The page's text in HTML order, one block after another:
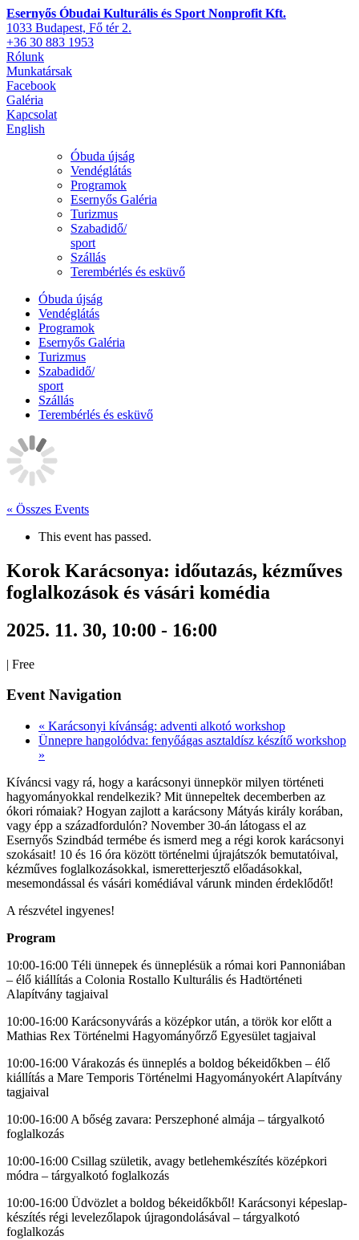
Esernyős Óbudai Kulturális és Sport Nonprofit Kft.
1033 Budapest, Fő tér 2.
+36 30 883 1953
Rólunk
Munkatársak
Facebook
Galéria
Kapcsolat
English
Óbuda újság
Vendéglátás
Programok
Esernyős Galéria
Turizmus
Szabadidő/
sport
Szállás
Terembérlés és esküvő
Óbuda újság
Vendéglátás
Programok
Esernyős Galéria
Turizmus
Szabadidő/
sport
Szállás
Terembérlés és esküvő
« Összes Events
This event has passed.
Korok Karácsonya: időutazás, kézműves
foglalkozások és vásári komédia
2025. 11. 30, 10:00 - 16:00
| Free
Event Navigation
« Karácsonyi kívánság: adventi alkotó workshop
Ünnepre hangolódva: fenyőágas asztaldísz készítő workshop
»
Kíváncsi vagy rá, hogy a karácsonyi ünnepkör milyen történeti
hagyományokkal rendelkezik? Mit ünnepeltek decemberben az
ókori rómaiak? Hogyan zajlott a karácsony Mátyás király korában,
vagy épp a századfordulón? November 30-án látogass el az
Esernyős Szindbád termébe és ismerd meg a régi korok karácsonyi
szokásait! 10 és 16 óra között történelmi újrajátszók bemutatóival,
kézműves foglalkozásokkal, ismeretterjesztő előadásokkal,
mesemondással és vásári komédiával várunk minden érdeklődőt!
A részvétel ingyenes!
Program
10:00-16:00 Téli ünnepek és ünneplésük a római kori Pannoniában
– élő kiállítás a Colonia Rostallo Kulturális és Hadtörténeti
Alapítvány tagjaival
10:00-16:00 Karácsonyvárás a középkor után, a török kor előtt a
Mathias Rex Történelmi Hagyományőrző Egyesület tagjaival
10:00-16:00 Várakozás és ünneplés a boldog békeidőkben – élő
kiállítás a Mare Temporis Történelmi Hagyományokért Alapítvány
tagjaival
10:00-16:00 A bőség zavara: Perszephoné almája – tárgyalkotó
foglalkozás
10:00-16:00 Csillag születik, avagy betlehemkészítés középkori
módra – tárgyalkotó foglalkozás
10:00-16:00 Üdvözlet a boldog békeidőkből! Karácsonyi képeslap-
készítés régi levelezőlapok újragondolásával – tárgyalkotó
foglalkozás